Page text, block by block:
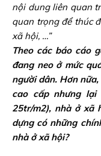
nội dung liên quan
quan trọng để thúc
xã hội, …”
Theo các báo cáo
đang neo ở mức
người dân. Hơn
cao cấp nhưng
25tr/m2), nhà ở xã
dựng có những
nhà ở xã hội?